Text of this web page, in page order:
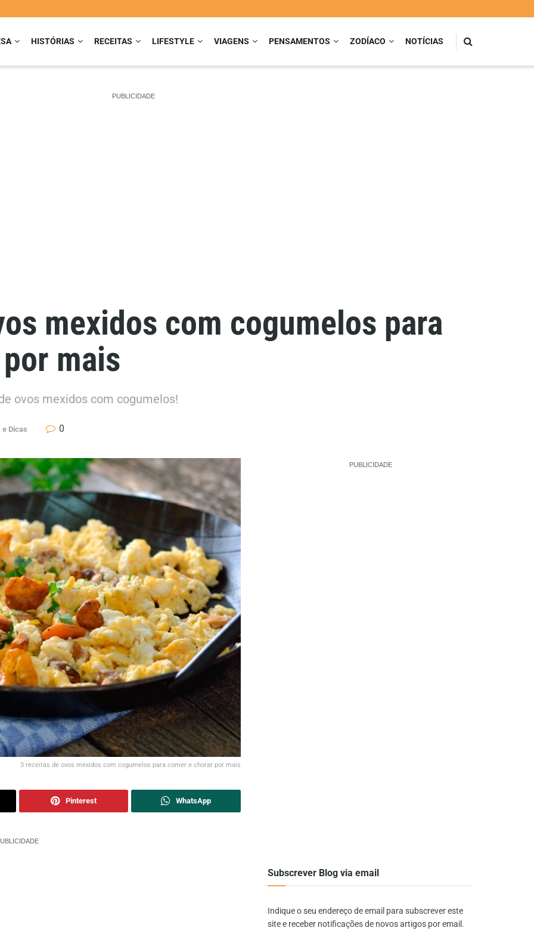
HISTÓRIAS RECEITAS LIFESTYLE VIAGENS PENSAMENTOS ZODÍACO NOTÍCIAS
PUBLICIDADE
mexidos com cogumelos para
mais
ovos mexidos com cogumelos!
Dicas 0
3 receitas de ovos mexidos com cogumelos para comer e chorar por mais
Pinterest WhatsApp
PUBLICIDADE
Subscrever Blog via email
Indique o seu endereço de email para subscrever este
site e receber notificações de novos artigos por email.